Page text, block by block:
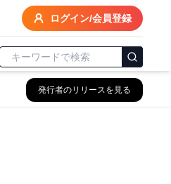
ログイン/会員登録
発行者のリリースを見る